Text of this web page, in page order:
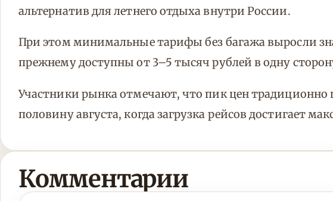
альтернатив для летнего отдыха внутри России.
При этом минимальные тарифы без багажа выросли
прежнему доступны от 3–5 тысяч рублей в одну
Участники рынка отмечают, что пик цен
половину августа, когда загрузка рейсов достигает
Комментарии